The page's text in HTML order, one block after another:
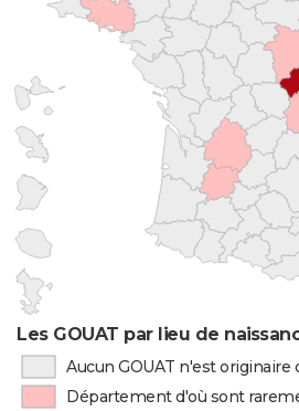
Les GOUAT par lieu de
Aucun GOUAT n'est
Département d'où sont